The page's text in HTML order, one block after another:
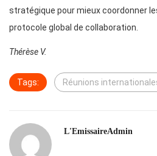
stratégique pour mieux coordonner
protocole global de collaboration.
Thérèse V.
Tags: Réunions
L'EmissaireAdmin